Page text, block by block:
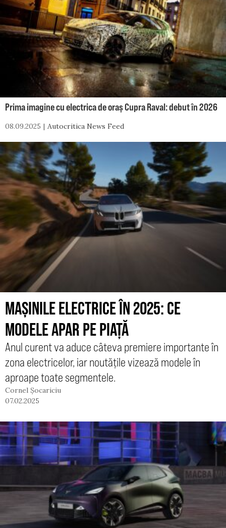
Prima imagine cu electrica de oraș Cupra Raval: debut în 2026
08.09.2025 Autocritica News Feed
MAȘINILE ELECTRICE ÎN 2025: CE
MODELE APAR PE PIAȚĂ
Anul curent va aduce câteva premiere importante în
zona electricelor, iar noutățile vizează modele în
aproape toate segmentele.
Cornel Șocariciu
07.02.2025